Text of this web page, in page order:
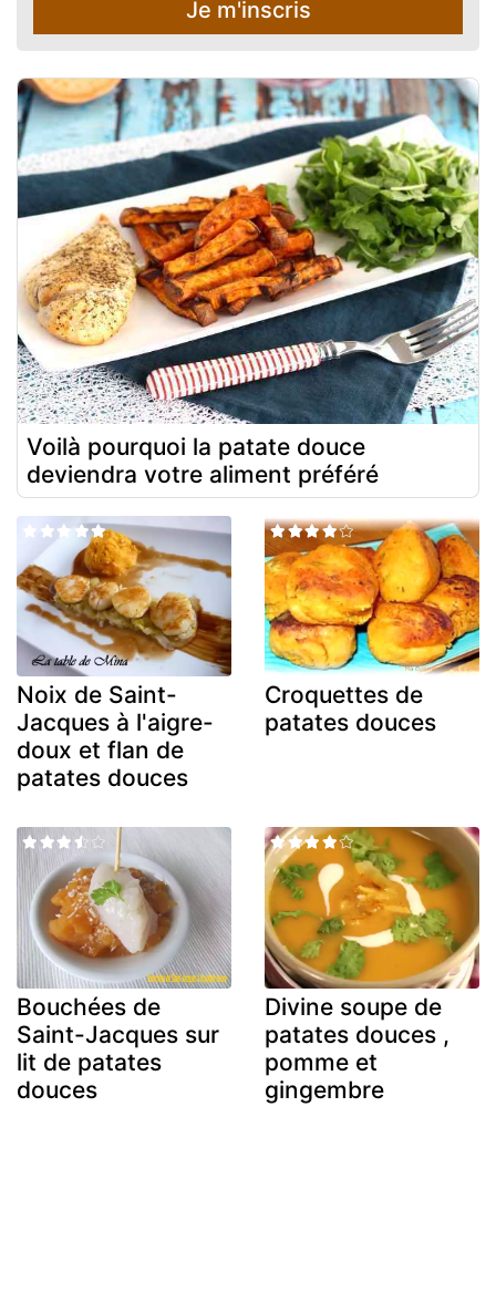
Je m'inscris
Voilà pourquoi la patate douce
deviendra votre aliment préféré
Noix de Saint-
Jacques à l'aigre-
doux et flan de
patates douces
Croquettes de
patates douces
Bouchées de
Saint-Jacques sur
lit de patates
douces
Divine soupe de
patates douces ,
pomme et
gingembre